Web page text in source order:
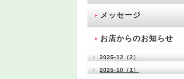
メッセージ
お店からのお知らせ
2025-12（2）
2025-10（1）